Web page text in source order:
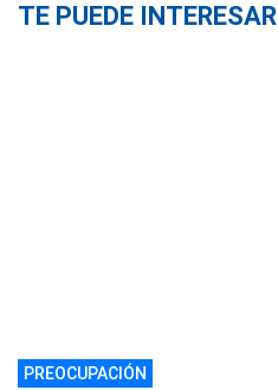
TE PUEDE INTERESAR
PREOCUPACIÓN